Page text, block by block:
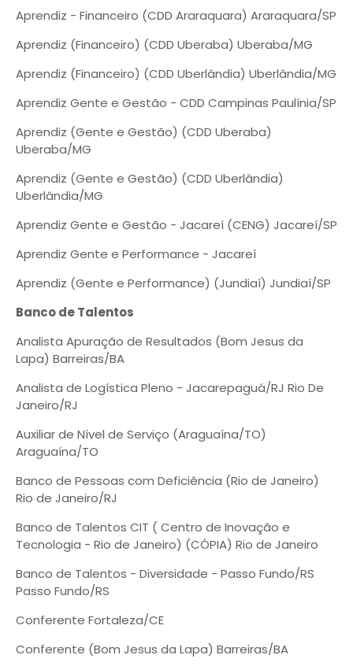
Aprendiz - Financeiro (CDD Araraquara) Araraquara/SP
Aprendiz (Financeiro) (CDD Uberaba) Uberaba/MG
Aprendiz (Financeiro) (CDD Uberlândia) Uberlândia/MG
Aprendiz Gente e Gestão - CDD Campinas Paulínia/SP
Aprendiz (Gente e Gestão) (CDD Uberaba)
Uberaba/MG
Aprendiz (Gente e Gestão) (CDD Uberlândia)
Uberlândia/MG
Aprendiz Gente e Gestão - Jacareí (CENG) Jacareí/SP
Aprendiz Gente e Performance - Jacareí
Aprendiz (Gente e Performance) (Jundiaí) Jundiaí/SP
Banco de Talentos
Analista Apuração de Resultados (Bom Jesus da
Lapa) Barreiras/BA
Analista de Logística Pleno - Jacarepaguá/RJ Rio De
Janeiro/RJ
Auxiliar de Nível de Serviço (Araguaína/TO)
Araguaína/TO
Banco de Pessoas com Deficiência (Rio de Janeiro)
Rio de Janeiro/RJ
Banco de Talentos CIT ( Centro de Inovação e
Tecnologia - Rio de Janeiro) (CÓPIA) Rio de Janeiro
Banco de Talentos - Diversidade - Passo Fundo/RS
Passo Fundo/RS
Conferente Fortaleza/CE
Conferente (Bom Jesus da Lapa) Barreiras/BA